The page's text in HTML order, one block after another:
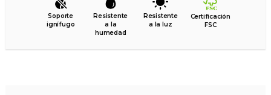
Soporte
ignífugo
Resistente
a la
humedad
Resistente
a la luz
Certificación
FSC